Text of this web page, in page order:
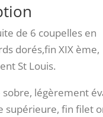
de 6 coupelles en
dorés,fin XIX ème,
St Louis.
sobre, légèrement
supérieure, fin filet